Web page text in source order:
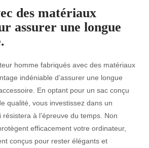
des matériaux
assurer une longue
homme fabriqués avec des matériaux
indéniable d’assurer une longue
En optant pour un sac conçu
qualité, vous investissez dans un
à l’épreuve du temps. Non
efficacement votre ordinateur,
conçus pour rester élégants et